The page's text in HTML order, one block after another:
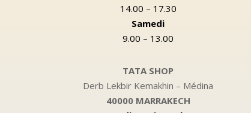
14.00 – 17.30
Samedi
9.00 – 13.00
TATA SHOP
Derb Lekbir Kemakhin – Médina
40000 MARRAKECH